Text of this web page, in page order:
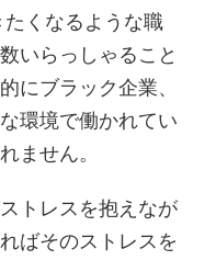
くなるような職
いらっしゃること
にブラック企業、
環境で働かれてい
ません。
トレスを抱えなが
ばそのストレスを